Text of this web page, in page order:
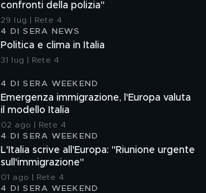
confronti della polizia"
29 lug | Rete 4
4 DI SERA NEWS
Politica e clima in Italia
31 lug | Rete 4
4 DI SERA WEEKEND
Emergenza immigrazione, l'Europa valuta
il modello Italia
02 ago | Rete 4
4 DI SERA WEEKEND
L'Italia scrive all'Europa: "Riunione urgente
sull'immigrazione"
01 ago | Rete 4
4 DI SERA WEEKEND